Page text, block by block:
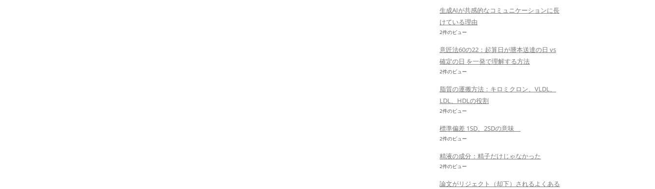
生成AIが共感的なコミュニケーションに長
けている理由
2件のビュー
意匠法60の22：起算日が謄本送達の日 vs
確定の日 を一発で理解する方法
2件のビュー
脂質の運搬方法：キロミクロン、VLDL、
LDL、HDLの役割
2件のビュー
標準偏差 1SD、2SDの意味
2件のビュー
精液の成分：精子だけじゃなかった
2件のビュー
論文がリジェクト（却下）されるよくある